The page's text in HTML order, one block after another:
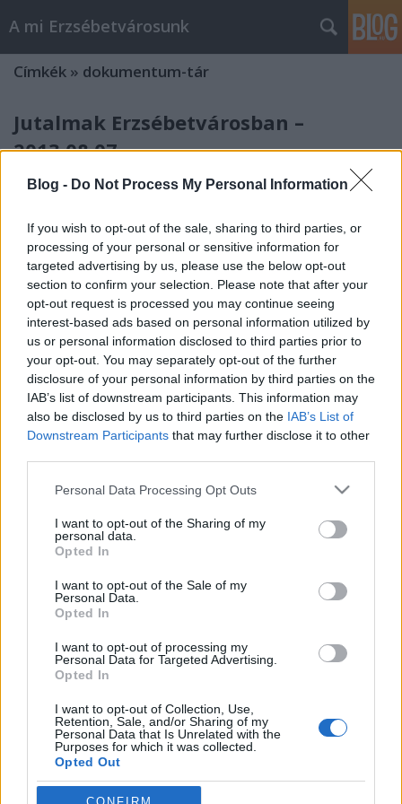
Blog - Do Not Process My Personal Information
If you wish to opt-out of the sale, sharing to third parties, or
processing of your personal or sensitive information for
targeted advertising by us, please use the below opt-out
section to confirm your selection. Please note that after your
opt-out request is processed you may continue seeing
interest-based ads based on personal information utilized by
us or personal information disclosed to third parties prior to
your opt-out. You may separately opt-out of the further
disclosure of your personal information by third parties on the
IAB’s list of downstream participants. This information may
also be disclosed by us to third parties on the IAB’s List of
Downstream Participants that may further disclose it to other
Please note that this website/app uses one or more Google
not limited to your visit or usage behaviour. You may click to
grant or deny consent to Google and its third-party tags to
use your data for below specified purposes in below Google
consent section.
Personal Data Processing Opt Outs
I want to opt-out of the Sharing of my
personal data.
Opted In
I want to opt-out of the Sale of my
Personal Data.
Opted In
I want to opt-out of processing my
Personal Data for Targeted Advertising.
Opted In
I want to opt-out of Collection, Use,
Retention, Sale, and/or Sharing of my
Personal Data that Is Unrelated with the
Purposes for which it was collected.
Opted Out
Google consents
CONFIRM
A mi Erzsébetvárosunk
Címkék » dokumentum-tár
Jutalmak Erzsébetvárosban –
2013.08.07.
amier•2013. szeptember 18.
A hir24.hu az Átlátszó Kimittud rendszerén keresztül
az összes kerületi, továbbá a fővárosi
önkormányzattól kikérte a vezetők 2013-ban
kifizetett jutalmainak, prémiumainak listáját. Az
erzsébetvárosi önkormányzat válaszából csak annyi
derült ki, hogy a polgármesteti…
Dokumentumtár egy az egyben
amier•2013. szeptember 16.
Itt egyben található meg az összes doksi, akinek van
kedve - bogarásszon köztük... Amikor egy újabb irat,
vagy dokumentum felkerül a blogra, itt
oldalról (is) elérhetővé váljon az összes adat. Ezt
természetesen minden egyes…
Moderálási elvek
2013. szeptember 16.
Oldalunkon a következő kommentmoderálási elvek
automatikusan jelennek meg, de csak azok
maradnak meg véglegesen, melyeket a blog
szerzője(i) valamilyen szempontból érdekesnek,
értékesnek gondol, gondolnak. Vagyis a moderálás -